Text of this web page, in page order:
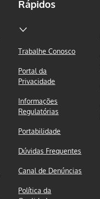
Rápidos
Trabalhe Conosco
Portal da
Privacidade
Informações
Regulatórias
Portabilidade
Dúvidas Frequentes
Canal de Denúncias
Política da